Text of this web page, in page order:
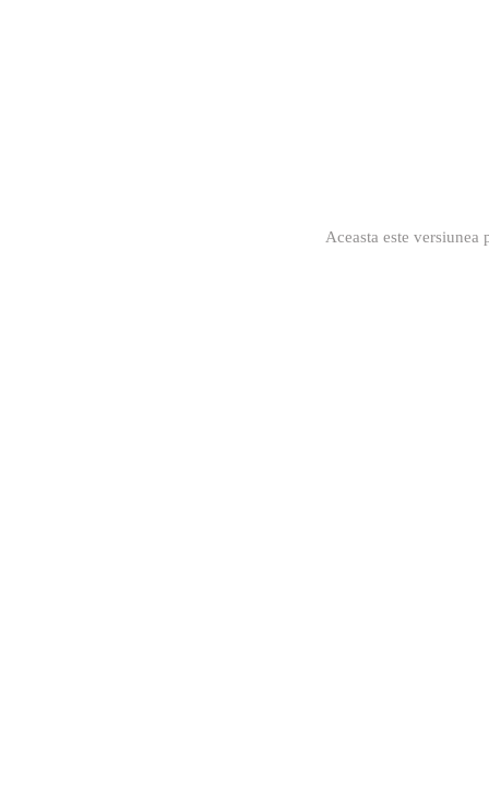
Aceasta este